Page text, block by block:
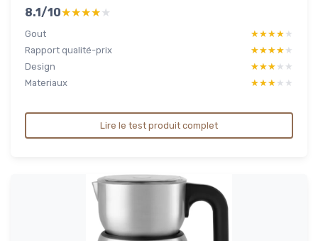
8.1/10★★★★★
★★★★★
Gout ★★★★★
★★★★★
Rapport qualité-prix
★★★★★
★★★★★
Design
★★★★★
★★★★★
Materiaux
★★★★★
★★★★★
Lire le test produit complet